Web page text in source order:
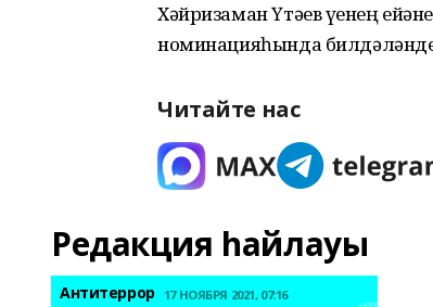
Хәйризаман Үтәев үҙенең
номинацияһында
Читайте нас
Редакция һайлауы
Антитеррор 17 НОЯБРЯ 2021, 07:16